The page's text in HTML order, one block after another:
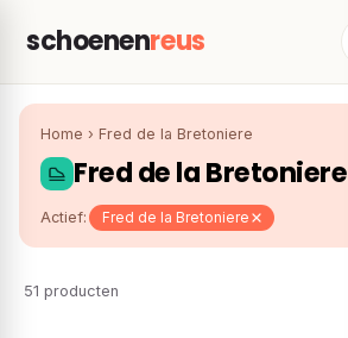
schoenenreus
Home › Fred de la Bretoniere
Fred de la Bretoniere
Actief: Fred de la Bretoniere
51 producten